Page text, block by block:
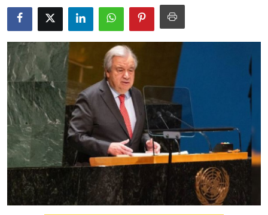
World
Astrology
Spirituality
Weather
Politics